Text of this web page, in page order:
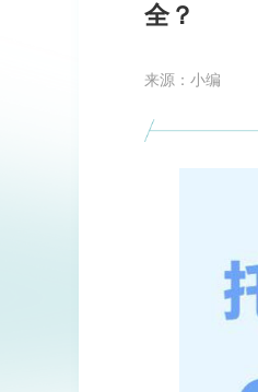
全？
来源：小编